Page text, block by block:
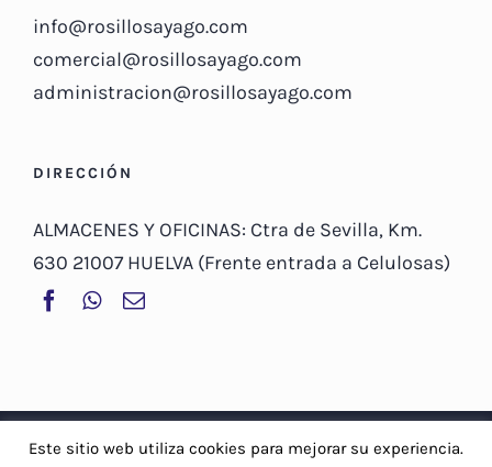
info@rosillosayago.com
comercial@rosillosayago.com
administracion@rosillosayago.com
DIRECCIÓN
ALMACENES Y OFICINAS: Ctra de Sevilla, Km.
630 21007 HUELVA (Frente entrada a Celulosas)
© Copyright 2019 -2026 | Rosillo Sayago, S.A |Aviso Legal y
Este sitio web utiliza cookies para mejorar su experiencia.